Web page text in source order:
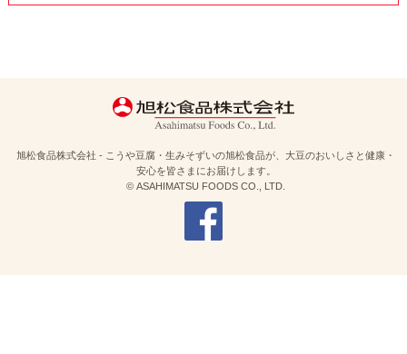
旭松食品株式会社 - こうや豆腐・生みそずいの旭松食品が、大豆のおいしさと健康・
安心を皆さまにお届けします。
© ASAHIMATSU FOODS CO., LTD.